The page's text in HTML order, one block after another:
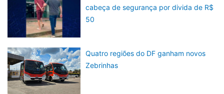
cabeça de segurança por divida de R$
50
Quatro regiões do DF ganham novos
Zebrinhas